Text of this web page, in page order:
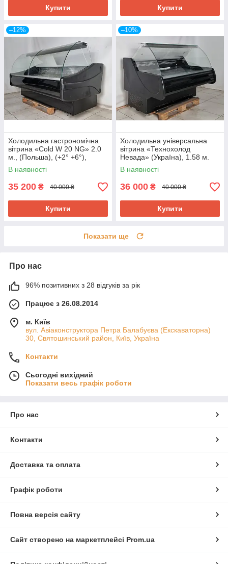
Купити Купити
–12%
Холодильна гастрономічна
вітрина «Cold W 20 NG» 2.0
м., (Польша), (+2° +6°),
новий компрессор, Б/у
В наявності
35 200 ₴ 40 000 ₴
Купити
–10%
Холодильна універсальна
вітрина «Технохолод
Невада» (Україна), 1.58 м.
(-5° +5°), викладка 90 см., Б/у
В наявності
36 000 ₴ 40 000 ₴
Купити
Показати ще
Про нас
96% позитивних з 28 відгуків за рік
Працює з 26.08.2014
м. Київ
вул. Авіаконструктора Петра Балабуєва (Екскаваторна)
30, Святошинський район, Київ, Україна
Контакти
Сьогодні вихідний
Показати весь графік роботи
Про нас
Контакти
Доставка та оплата
Графік роботи
Повна версія сайту
Сайт створено на маркетплейсі Prom.ua